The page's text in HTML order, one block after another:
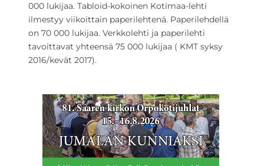
000 lukijaa. Tabloid-kokoinen Kotimaa-lehti
ilmestyy viikoittain paperilehtenä. Paperilehdellä
on 70 000 lukijaa. Verkkolehti ja paperilehti
tavoittavat yhteensä 75 000 lukijaa ( KMT syksy
2016/kevät 2017).